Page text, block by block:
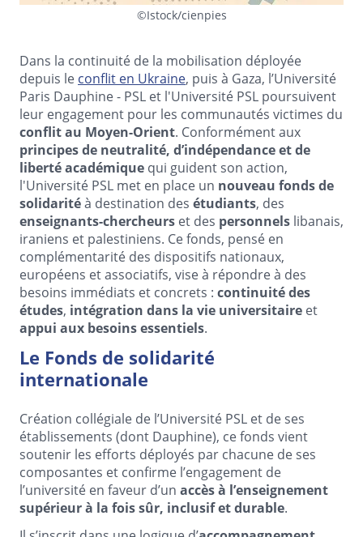
©Istock/cienpies
Dans la continuité de la mobilisation déployée
depuis le conflit en Ukraine, puis à Gaza, l’Université
Paris Dauphine - PSL et l'Université PSL poursuivent
leur engagement pour les communautés victimes du
conflit au Moyen-Orient. Conformément aux
principes de neutralité, d’indépendance et de
liberté académique qui guident son action,
l'Université PSL met en place un nouveau fonds de
solidaritéà destination des étudiants, des
enseignants-chercheurs et des personnels libanais,
iraniens et palestiniens. Ce fonds, pensé en
complémentarité des dispositifs nationaux,
européens et associatifs, vise à répondre à des
besoins immédiats et concrets : continuité des
études, intégration dans la vie universitaire et
appui aux besoins essentiels.
Le Fonds de solidarité
internationale
Création collégiale de l’Université PSL et de ses
établissements (dont Dauphine), ce fonds vient
soutenir les efforts déployés par chacune de ses
composantes et confirme l’engagement de
l’université en faveur d’un accès à l’enseignement
supérieur à la fois sûr, inclusif et durable.